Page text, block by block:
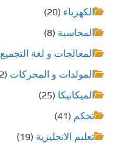
الكهرباء (20)
المحاسبة (8)
المعالجات و لغة التجميع
المولدات و المحركات (22)
الميكانيكا (25)
تحكم (41)
تعليم الانجليزية (19)